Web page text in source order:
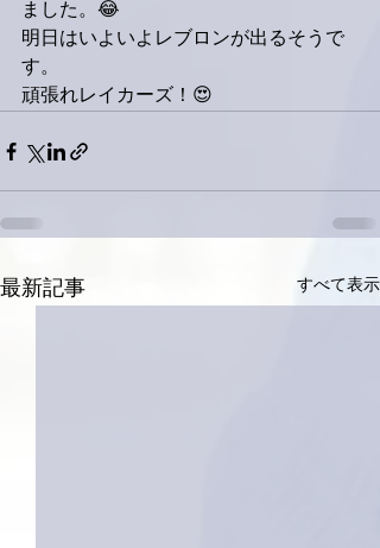
ました。😂
明日はいよいよレブロンが出るそうで
す。
頑張れレイカーズ！😍
最新記事 すべて表示